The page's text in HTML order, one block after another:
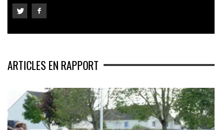
ARTICLES EN RAPPORT